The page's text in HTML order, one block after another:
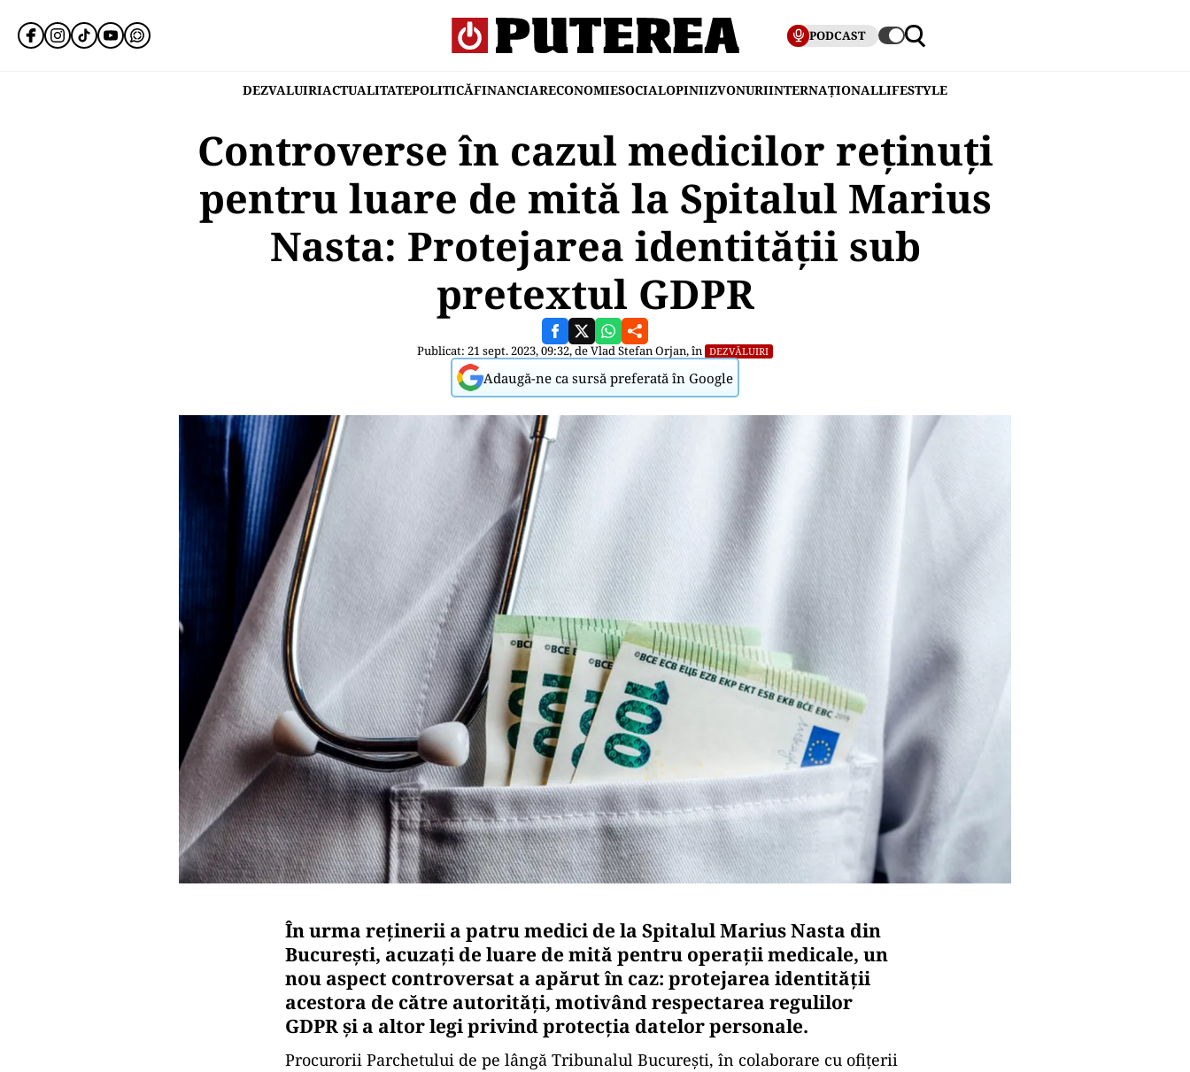
PODCAST
DEZVALUIRIACTUALITATEPOLITICĂFINANCIARECONOMIESOCIALOPINIIZVONURIINTERNAȚIONALLIFESTYLE
Controverse în cazul medicilor reținuți
pentru luare de mită la Spitalul Marius
Nasta: Protejarea identității sub
pretextul GDPR
Publicat: 21 sept. 2023, 09:32, deVlad Stefan Orjan, în DEZVĂLUIRI
Adaugă-ne ca sursă preferată în Google
În urma reținerii a patru medici de la Spitalul Marius Nasta din
București, acuzați de luare de mită pentru operații medicale, un
nou aspect controversat a apărut în caz: protejarea identității
acestora de către autorități, motivând respectarea regulilor
GDPR și a altor legi privind protecția datelor personale.
Procurorii Parchetului de pe lângă Tribunalul București, în colaborare cu ofițerii